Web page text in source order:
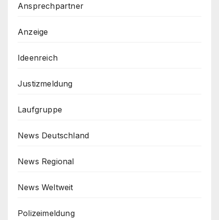
Ansprechpartner
Anzeige
Ideenreich
Justizmeldung
Laufgruppe
News Deutschland
News Regional
News Weltweit
Polizeimeldung